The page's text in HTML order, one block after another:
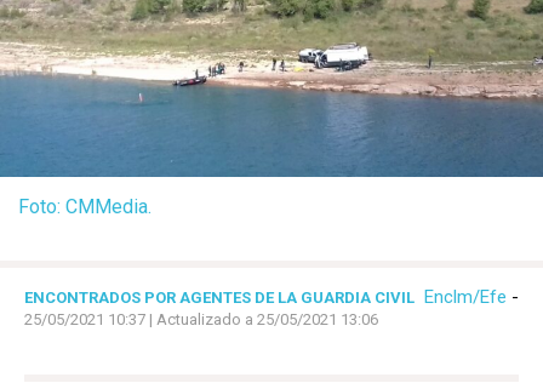
Foto: CMMedia.
ENCONTRADOS POR AGENTES DE LA GUARDIA CIVIL Enclm/Efe -
25/05/2021 10:37 | Actualizado a 25/05/2021 13:06